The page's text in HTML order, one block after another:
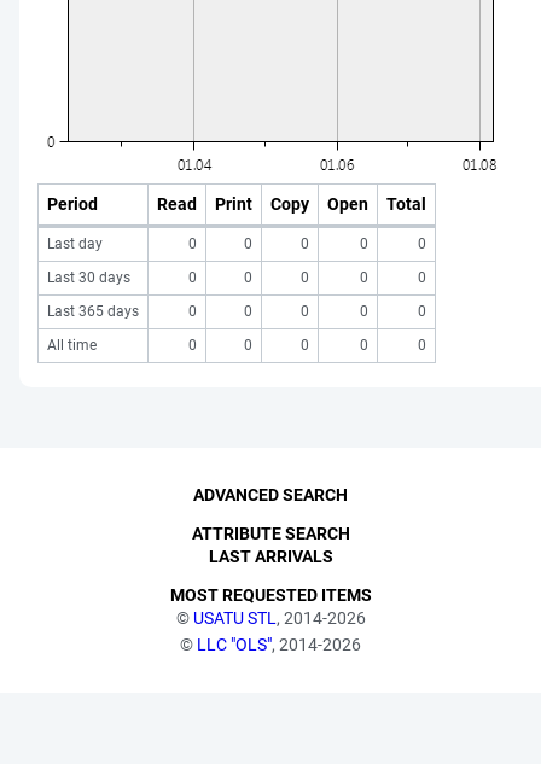
Period Read Print Copy Open Total
Last day 0 0 0 0
0
Last 30 days
0 0 0 0
0
Last 365 days
0 0 0 0
0
All time
0 0 0 0 0
© USATU STL , 2014-2026
© LLC "OLS", 2014-2026
ADVANCED SEARCH
ATTRIBUTE SEARCH
LAST ARRIVALS
MOST REQUESTED ITEMS